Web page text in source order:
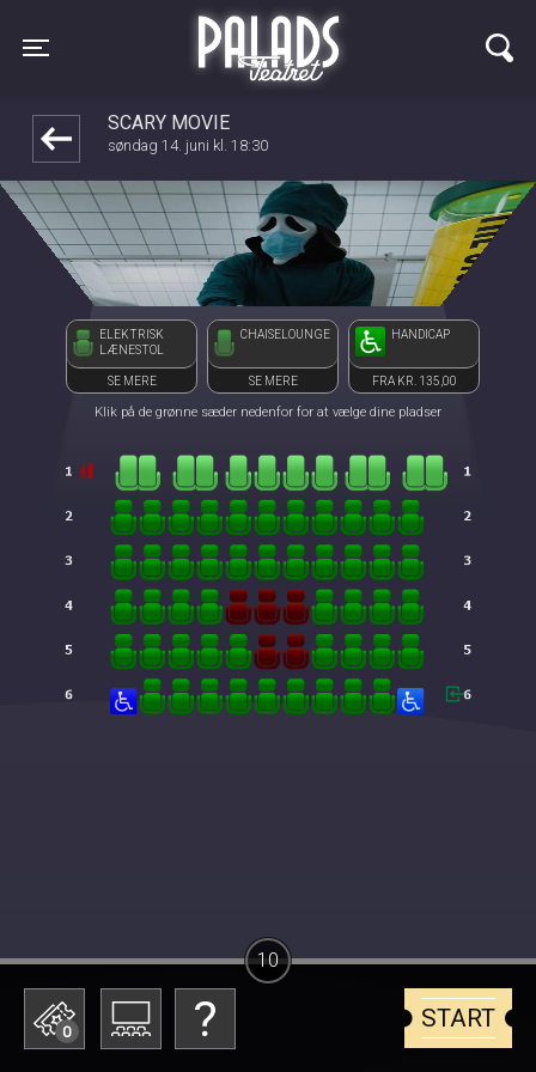
Toggle navigation
Palads Teatret
SCARY MOVIE
søndag 14. juni kl. 18:30
ELEKTRISK
LÆNESTOL
SE MERE
CHAISELOUNGE
SE MERE
HANDICAP
FRA KR. 135,00
Klik på de grønne sæder nedenfor for at vælge dine pladser
0 START
10
1step-front02 095614